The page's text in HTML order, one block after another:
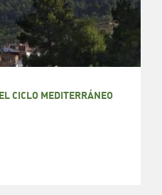
EL CICLO MEDITERRÁNEO